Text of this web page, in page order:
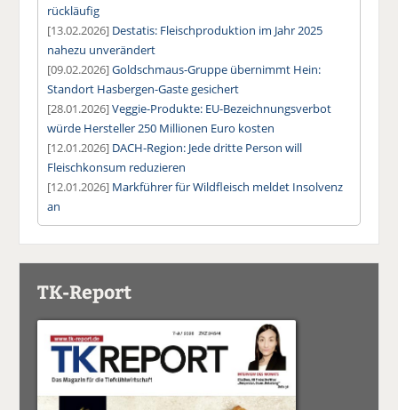
rückläufig
[13.02.2026] Destatis: Fleischproduktion im Jahr 2025
nahezu unverändert
[09.02.2026]Goldschmaus-Gruppe übernimmt Hein:
Standort Hasbergen-Gaste gesichert
[28.01.2026]Veggie-Produkte: EU-Bezeichnungsverbot
würde Hersteller 250 Millionen Euro kosten
[12.01.2026] DACH-Region: Jede dritte Person will
Fleischkonsum reduzieren
[12.01.2026] Markführer für Wildfleisch meldet Insolvenz
an
TK-Report